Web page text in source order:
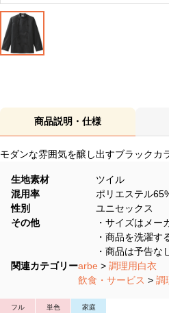
商品説明・仕様
モダンな雰囲気を醸し出すブラックカ
フル
単色
家庭
生地素材
ツイル
混用率
ポリエステル
性別
ユニセックス
その他
・サイズはメー
・商品を洗濯す
・商品は予告な
関連カテゴリーarbe > 調理用白衣
飲食・サービス > 調